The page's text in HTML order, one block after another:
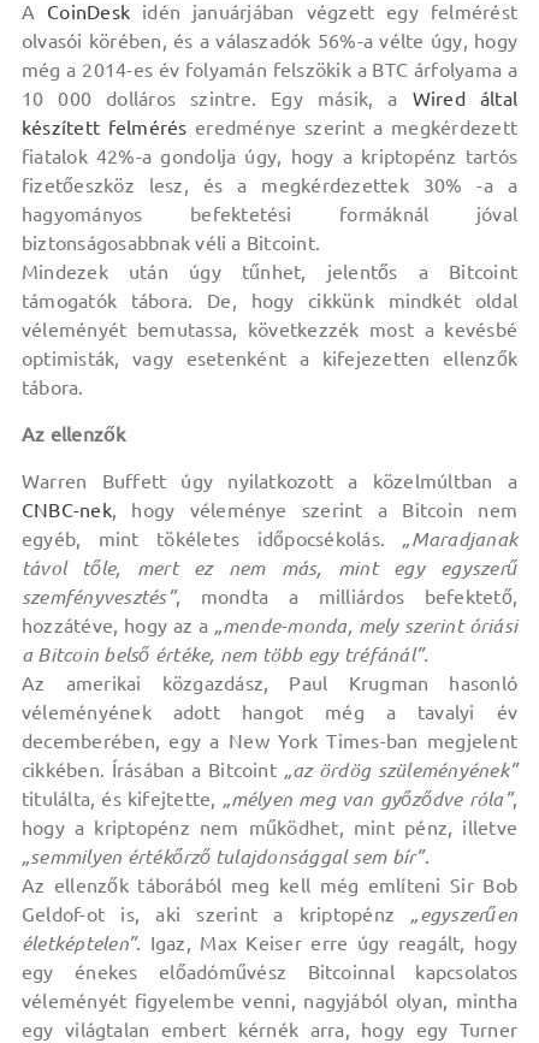
A CoinDesk idén januárjában végzett egy felmérést
olvasói körében, és a válaszadók 56%-a vélte úgy, hogy
még a 2014-es év folyamán felszökik a BTC árfolyama a
10 000 dolláros szintre. Egy másik, a Wired által
készített felmérés eredménye szerint a megkérdezett
fiatalok 42%-a gondolja úgy, hogy a kriptopénz tartós
fizetőeszköz lesz, és a megkérdezettek 30% -a a
hagyományos befektetési formáknál jóval
biztonságosabbnak véli a Bitcoint.
Mindezek után úgy tűnhet, jelentős a Bitcoint
támogatók tábora. De, hogy cikkünk mindkét oldal
véleményét bemutassa, következzék most a kevésbé
optimisták, vagy esetenként a kifejezetten ellenzők
tábora.
Az ellenzők
Warren Buffett úgy nyilatkozott a közelmúltban a
CNBC-nek, hogy véleménye szerint a Bitcoin nem
egyéb, mint tökéletes időpocsékolás. „Maradjanak
távol tőle, mert ez nem más, mint egy egyszerű
szemfényvesztés”, mondta a milliárdos befektető,
hozzátéve, hogy az a „mende-monda, mely szerint óriási
a Bitcoin belső értéke, nem több egy tréfánál”.
Az amerikai közgazdász, Paul Krugman hasonló
véleményének adott hangot még a tavalyi év
decemberében, egy a New York Times-ban megjelent
cikkében. Írásában a Bitcoint „az ördög szüleményének”
titulálta, és kifejtette, „mélyen meg van győződve róla”,
hogy a kriptopénz nem működhet, mint pénz, illetve
„semmilyen értékőrző tulajdonsággal sem bír”.
Az ellenzők táborából meg kell még említeni Sir Bob
Geldof-ot is, aki szerint a kriptopénz „egyszerűen
életképtelen”. Igaz, Max Keiser erre úgy reagált, hogy
egy énekes előadóművész Bitcoinnal kapcsolatos
véleményét figyelembe venni, nagyjából olyan, mintha
egy világtalan embert kérnék arra, hogy egy Turner